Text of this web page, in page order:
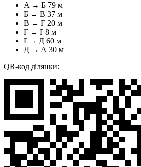
А → Б 79 м
Б → В 37 м
В → Г 20 м
Г → Ґ 8 м
Ґ → Д 60 м
Д → А 30 м
QR-код ділянки: